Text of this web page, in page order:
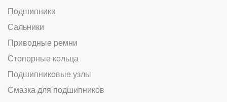
Подшипники
Сальники
Приводные ремни
Стопорные кольца
Подшипниковые узлы
Смазка для подшипников